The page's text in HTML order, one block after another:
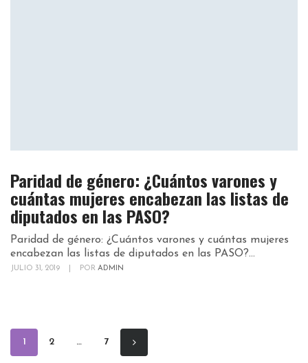
Paridad de género: ¿Cuántos varones y
cuántas mujeres encabezan las listas de
diputados en las PASO?
Paridad de género: ¿Cuántos varones y cuántas mujeres
encabezan las listas de diputados en las PASO?...
JULIO 31, 2019 POR ADMIN
1 2 … 7